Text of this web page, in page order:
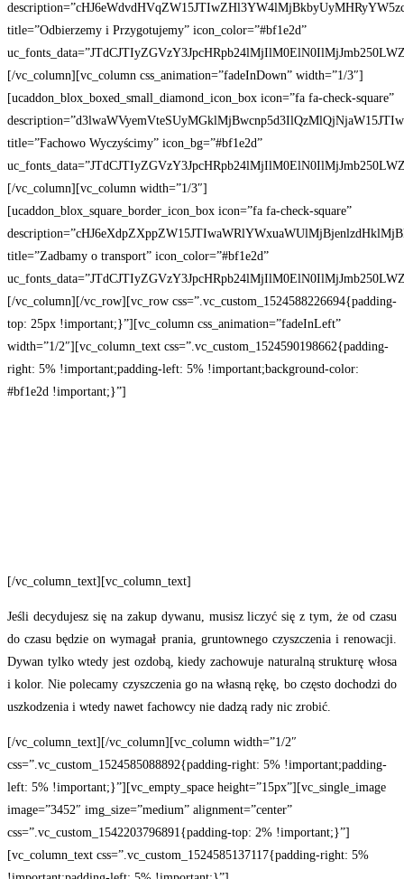
title=”Odbierzemy i Przygotujemy” icon_color=”#bf1e2d”
[/vc_column][vc_column css_animation=”fadeInDown” width=”1/3″]
[ucaddon_blox_boxed_small_diamond_icon_box icon=”fa fa-check-square”
title=”Fachowo Wyczyścimy” icon_bg=”#bf1e2d”
[/vc_column][vc_column width=”1/3″]
[ucaddon_blox_square_border_icon_box icon=”fa fa-check-square”
title=”Zadbamy o transport” icon_color=”#bf1e2d”
[/vc_column][/vc_row][vc_row css=”.vc_custom_1524588226694{padding-
top: 25px !important;}”][vc_column css_animation=”fadeInLeft”
width=”1/2″][vc_column_text css=”.vc_custom_1524590198662{padding-
right: 5% !important;padding-left: 5% !important;background-color:
#bf1e2d !important;}”]
[/vc_column_text][vc_column_text]
Jeśli decydujesz się na zakup dywanu, musisz liczyć się z tym, że od czasu
do czasu będzie on wymagał prania, gruntownego czyszczenia i renowacji.
Dywan tylko wtedy jest ozdobą, kiedy zachowuje naturalną strukturę włosa
i kolor. Nie polecamy czyszczenia go na własną rękę, bo często dochodzi do
uszkodzenia i wtedy nawet fachowcy nie dadzą rady nic zrobić.
[/vc_column_text][/vc_column][vc_column width=”1/2″
css=”.vc_custom_1524585088892{padding-right: 5% !important;padding-
left: 5% !important;}”][vc_empty_space height=”15px”][vc_single_image
image=”3452″ img_size=”medium” alignment=”center”
css=”.vc_custom_1542203796891{padding-top: 2% !important;}”]
[vc_column_text css=”.vc_custom_1524585137117{padding-right: 5%